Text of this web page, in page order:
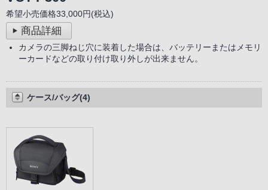
希望小売価格33,000円(税込)
商品詳細
カメラの三脚ねじ穴に装着した場合は、バッテリーまたはメモリ
ーカードなどの取り付け取り外しが出来ません。
ケース/バッグ(4)